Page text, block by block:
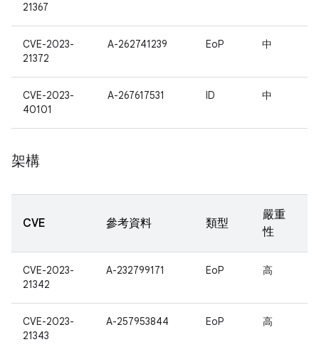
21367
CVE-2023-
21372
A-262741239 EoP 中
CVE-2023-
40101
A-267617531 ID 中
架構
CVE 參考資料 類型
嚴重
性
CVE-2023-
21342
A-232799171 EoP 高
CVE-2023-
21343
A-257953844 EoP 高